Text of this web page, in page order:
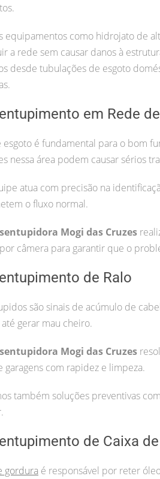
equipamentos como hidrojato de
a rede sem causar danos à
desde tubulações de esgoto
em Rede
é fundamental para o bom
nessa área podem causar sérios
atua com precisão na
o fluxo normal.
Mogi das Cruzes
câmera para garantir que o
de Ralo
são sinais de acúmulo de
até gerar mau cheiro.
Mogi das Cruzes
garagens com rapidez e limpeza.
também soluções preventivas
de Caixa
gordura é responsável por reter